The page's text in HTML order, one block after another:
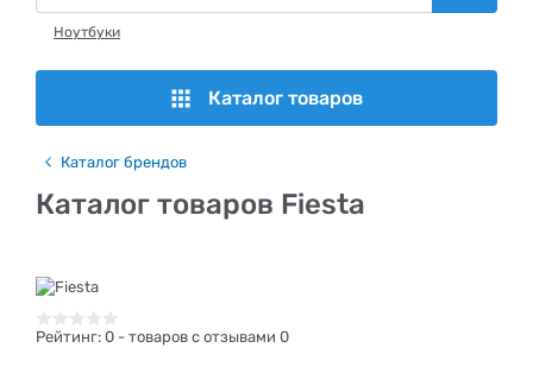
Ноутбуки
Каталог товаров
Каталог брендов
Каталог товаров Fiesta
Рейтинг: 0 - товаров с отзывами 0